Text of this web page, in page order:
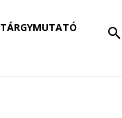
TÁRGYMUTATÓ